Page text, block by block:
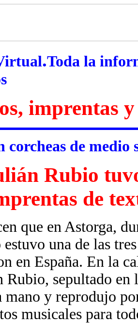
.Toda la
imprentas
corcheas de medio
Rubio
de
que en Astorga,
estuvo una de las
en España. En la
Rubio, sepultado en
mano y reprodujo
musicales para